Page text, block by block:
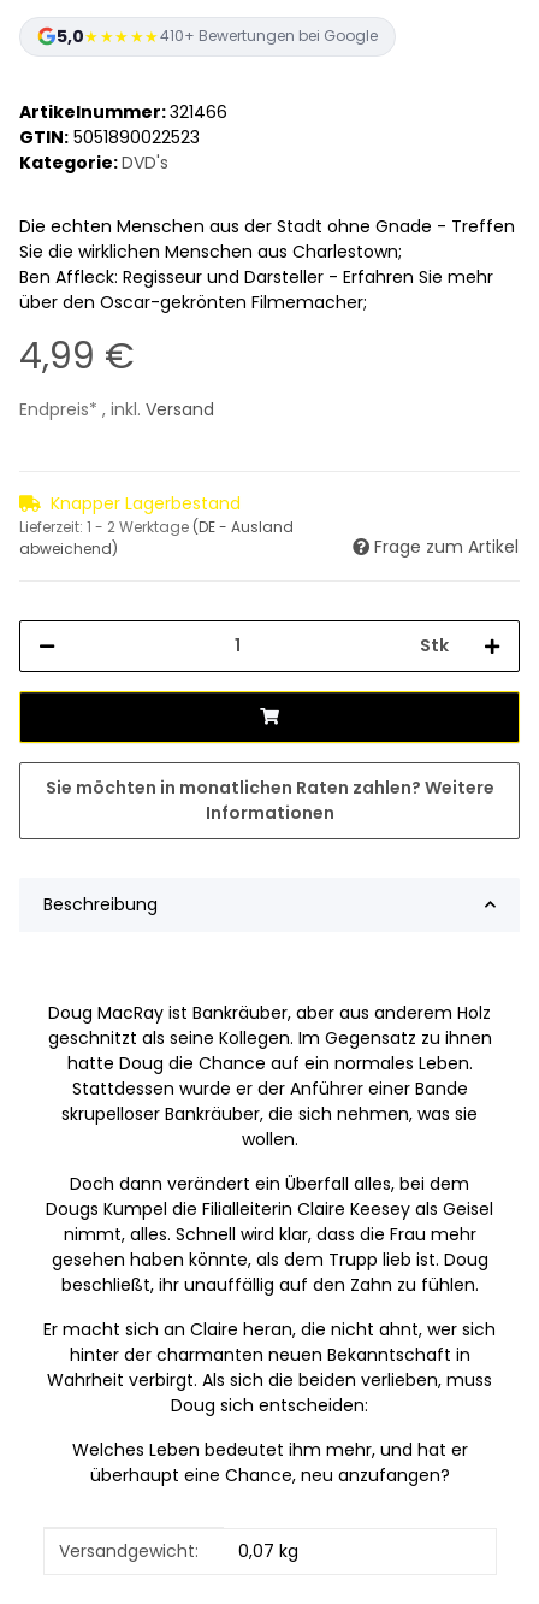
5,0★★★★★410+ Bewertungen bei Google
Artikelnummer:321466
GTIN: 5051890022523
Kategorie:DVD's
Die echten Menschen aus der Stadt ohne Gnade - Treffen
Sie die wirklichen Menschen aus Charlestown;
Ben Affleck: Regisseur und Darsteller - Erfahren Sie mehr
über den Oscar-gekrönten Filmemacher;
4,99 €
Endpreis* , inkl. Versand
Knapper Lagerbestand
Lieferzeit: 1 - 2 Werktage (DE - Ausland
abweichend)
Frage zum Artikel
Stk
Sie möchten in monatlichen Raten zahlen? Weitere
Informationen
Beschreibung
Doug MacRay ist Bankräuber, aber aus anderem Holz
geschnitzt als seine Kollegen. Im Gegensatz zu ihnen
hatte Doug die Chance auf ein normales Leben.
Stattdessen wurde er der Anführer einer Bande
skrupelloser Bankräuber, die sich nehmen, was sie
wollen.
Doch dann verändert ein Überfall alles, bei dem
Dougs Kumpel die Filialleiterin Claire Keesey als Geisel
nimmt, alles. Schnell wird klar, dass die Frau mehr
gesehen haben könnte, als dem Trupp lieb ist. Doug
beschließt, ihr unauffällig auf den Zahn zu fühlen.
Er macht sich an Claire heran, die nicht ahnt, wer sich
hinter der charmanten neuen Bekanntschaft in
Wahrheit verbirgt. Als sich die beiden verlieben, muss
Doug sich entscheiden:
Welches Leben bedeutet ihm mehr, und hat er
überhaupt eine Chance, neu anzufangen?
Produkteigenschaft
Wert
Versandgewicht: 0,07 kg